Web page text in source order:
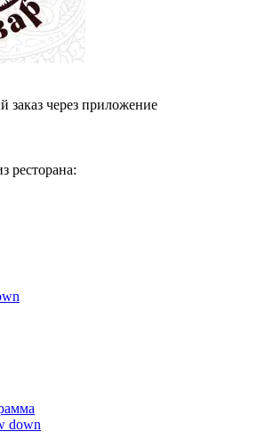
заказ через приложение
ресторана: